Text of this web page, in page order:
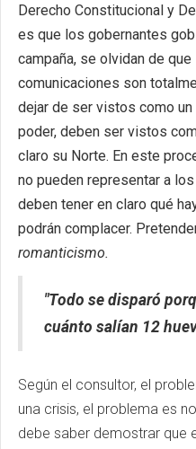
Derecho Constitucional y
es que los gobernantes
campaña, se olvidan de
comunicaciones son
dejar de ser vistos como
poder, deben ser vistos
claro su Norte. En este
no pueden representar a
deben tener en claro qué
podrán complacer.
romanticismo.
"Todo se disparó
cuánto salían 12
Según el consultor, el
una crisis, el problema es
debe saber demostrar que